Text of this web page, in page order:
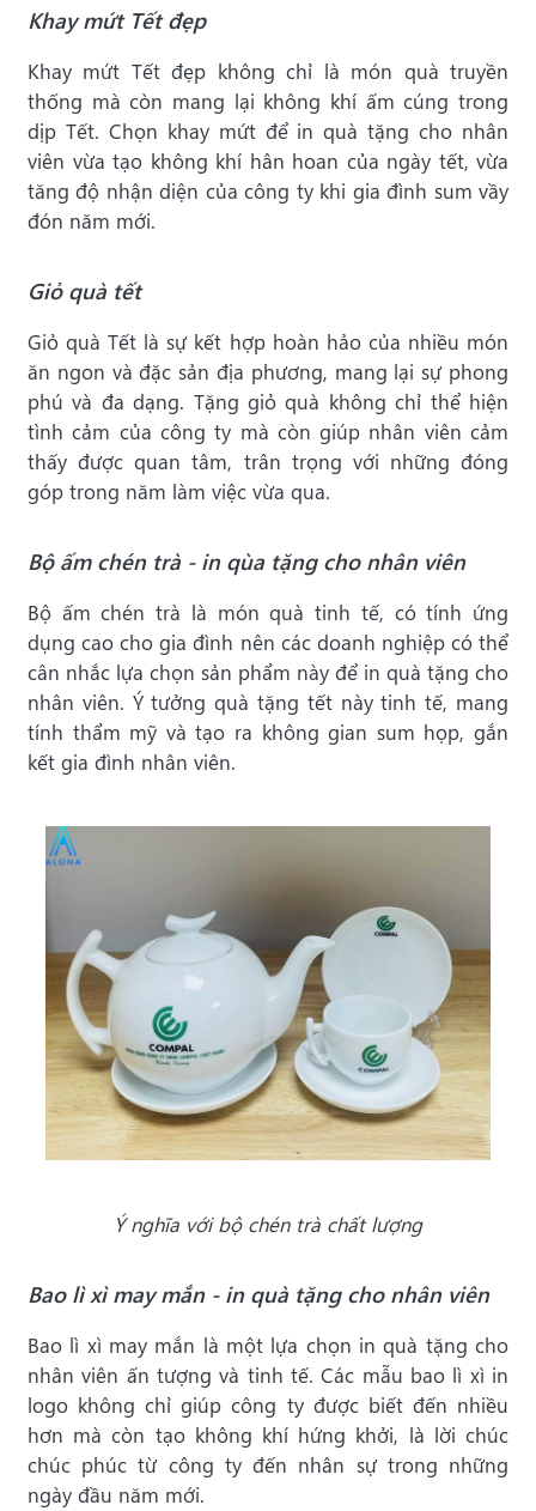
Khay mứt Tết đẹp
Khay mứt Tết đẹp không chỉ là món quà truyền
thống mà còn mang lại không khí ấm cúng trong
dịp Tết. Chọn khay mứt để in quà tặng cho nhân
viên vừa tạo không khí hân hoan của ngày tết, vừa
tăng độ nhận diện của công ty khi gia đình sum vầy
đón năm mới.
Giỏ quà tết
Giỏ quà Tết là sự kết hợp hoàn hảo của nhiều món
ăn ngon và đặc sản địa phương, mang lại sự phong
phú và đa dạng. Tặng giỏ quà không chỉ thể hiện
tình cảm của công ty mà còn giúp nhân viên cảm
thấy được quan tâm, trân trọng với những đóng
góp trong năm làm việc vừa qua.
Bộ ấm chén trà - in qùa tặng cho nhân viên
Bộ ấm chén trà là món quà tinh tế, có tính ứng
dụng cao cho gia đình nên các doanh nghiệp có thể
cân nhắc lựa chọn sản phẩm này để in quà tặng cho
nhân viên. Ý tưởng quà tặng tết này tinh tế, mang
tính thẩm mỹ và tạo ra không gian sum họp, gắn
kết gia đình nhân viên.
Ý nghĩa với bộ chén trà chất lượng
Bao lì xì may mắn - in quà tặng cho nhân viên
Bao lì xì may mắn là một lựa chọn in quà tặng cho
nhân viên ấn tượng và tinh tế. Các mẫu bao lì xì in
logo không chỉ giúp công ty được biết đến nhiều
hơn mà còn tạo không khí hứng khởi, là lời chúc
chúc phúc từ công ty đến nhân sự trong những
ngày đầu năm mới.